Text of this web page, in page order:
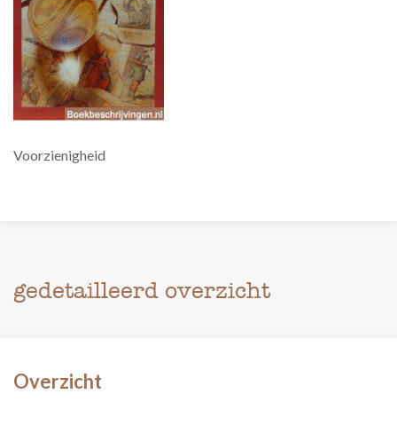
Voorzienigheid
gedetailleerd overzicht
Overzicht